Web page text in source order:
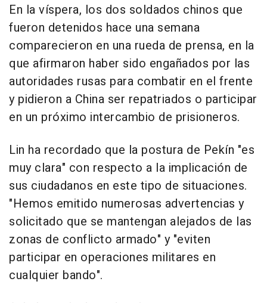
En la víspera, los dos soldados chinos que
fueron detenidos hace una semana
comparecieron en una rueda de prensa, en la
que afirmaron haber sido engañados por las
autoridades rusas para combatir en el frente
y pidieron a China ser repatriados o participar
en un próximo intercambio de prisioneros.
Lin ha recordado que la postura de Pekín "es
muy clara" con respecto a la implicación de
sus ciudadanos en este tipo de situaciones.
"Hemos emitido numerosas advertencias y
solicitado que se mantengan alejados de las
zonas de conflicto armado" y "eviten
participar en operaciones militares en
cualquier bando".